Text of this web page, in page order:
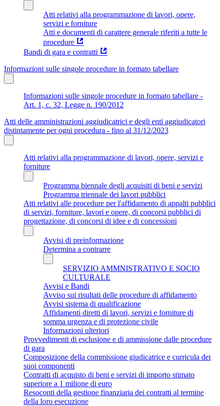
Atti relativi alla programmazione di lavori, opere,
servizi e forniture
Atti e documenti di carattere generale riferiti a tutte le
procedure
Bandi di gara e contratti
Informazioni sulle singole procedure in formato tabellare
Informazioni sulle singole procedure in formato tabellare -
Art. 1, c. 32, Legge n. 190/2012
Atti delle amministrazioni aggiudicatrici e degli enti aggiudicatori
distintamente per ogni procedura - fino al 31/12/2023
Atti relativi alla programmazione di lavori, opere, servizi e
forniture
Programma biennale degli acquisiti di beni e servizi
Programma triennale dei lavori pubblici
Atti relativi alle procedure per l'affidamento di appalti pubblici
di servizi, forniture, lavori e opere, di concorsi pubblici di
progettazione, di concorsi di idee e di concessioni
Avvisi di preinformazione
Determina a contrarre
SERVIZIO AMMNISTRATIVO E SOCIO
CULTURALE
Avvisi e Bandi
Avviso sui risultati delle procedure di affidamento
Avvisi sistema di qualificazione
Affidamenti diretti di lavori, servizi e forniture di
somma urgenza e di protezione civile
Informazioni ulteriori
Provvedimenti di esclusione e di ammissione dalle procedure
di gara
Composizione della commissione giudicatrice e curricula dei
suoi componenti
Contratti di acquisto di beni e servizi di importo stimato
superiore a 1 milione di euro
Resoconti della gestione finanziaria dei contratti al termine
della loro esecuzione